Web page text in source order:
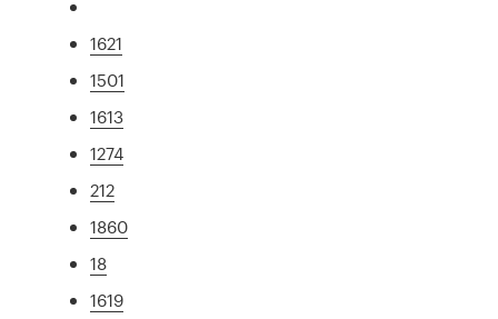
1621
1501
1613
1274
212
1860
18
1619